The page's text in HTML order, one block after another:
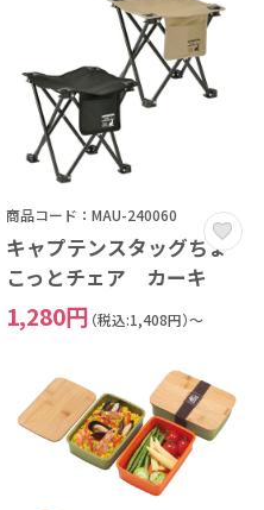
商品コード：MAU-240060
キャプテンスタッグちょ
こっとチェア カーキ
1,280円 （税込:1,408円）～